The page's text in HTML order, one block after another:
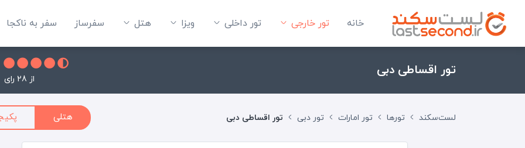
خانه تور خارجی تور داخلی ویزا هتل‌ سفرساز سفر به ناکجا
تور اقساطی دبی
از 28 رای
لست‌سکند تورها تور امارات تور دبی تور اقساطی دبی هتلی